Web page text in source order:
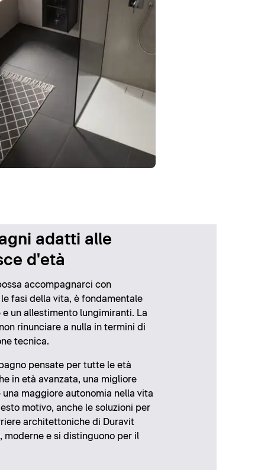
adatti alle
d'età
accompagnarci con
fasi della vita, è fondamentale
un allestimento lungimiranti. La
rinunciare a nulla in termini di
tecnica.
pensate per tutte le età
in età avanzata, una migliore
maggiore autonomia nella vita
motivo, anche le soluzioni per
architettoniche di Duravit
moderne e si distinguono per il